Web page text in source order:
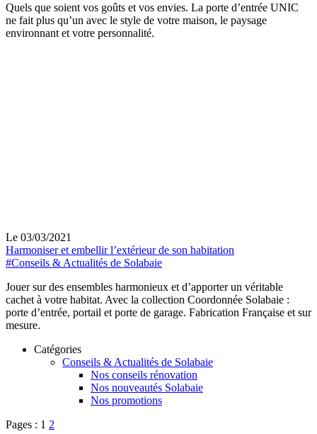
Quels que soient vos goûts et vos envies. La porte d’entrée UNIC
ne fait plus qu’un avec le style de votre maison, le paysage
environnant et votre personnalité.
Le 03/03/2021
Harmoniser et embellir l’extérieur de son habitation
#Conseils & Actualités de Solabaie
Jouer sur des ensembles harmonieux et d’apporter un véritable
cachet à votre habitat. Avec la collection Coordonnée Solabaie :
porte d’entrée, portail et porte de garage. Fabrication Française et sur
mesure.
Catégories
Conseils & Actualités de Solabaie
Nos conseils rénovation
Nos nouveautés Solabaie
Nos promotions
Pages : 1 2